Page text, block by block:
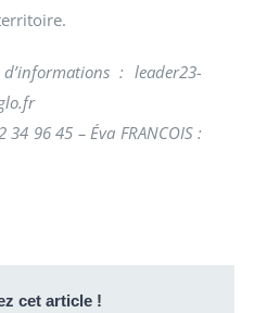
: leader23-
34 96 45 – Éva FRANCOIS :
cet article !